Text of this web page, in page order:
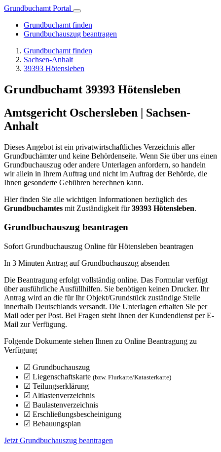
Grundbuchamt Portal
Grundbuchamt finden
Grundbuchauszug beantragen
Grundbuchamt finden
Sachsen-Anhalt
39393 Hötensleben
Grundbuchamt 39393 Hötensleben
Amtsgericht Oschersleben | Sachsen-
Anhalt
Dieses Angebot ist ein privatwirtschaftliches Verzeichnis aller
Grundbuchämter und keine Behördenseite. Wenn Sie über uns einen
Grundbuchauszug oder andere Unterlagen anfordern, so handeln
wir allein in Ihrem Auftrag und nicht im Auftrag der Behörde, die
Ihnen gesonderte Gebühren berechnen kann.
Hier finden Sie alle wichtigen Informationen bezüglich des
Grundbuchamtes mit Zuständigkeit für39393 Hötensleben.
Grundbuchauszug beantragen
Sofort Grundbuchauszug Online für Hötensleben beantragen
In 3 Minuten Antrag auf Grundbuchauszug absenden
Die Beantragung erfolgt vollständig online. Das Formular verfügt
über ausführliche Ausfüllhilfen. Sie benötigen keinen Drucker. Ihr
Antrag wird an die für Ihr Objekt/Grundstück zuständige Stelle
innerhalb Deutschlands versandt. Die Unterlagen erhalten Sie per
Mail oder per Post. Bei Fragen steht Ihnen der Kundendienst per E-
Mail zur Verfügung.
Folgende Dokumente stehen Ihnen zu Online Beantragung zu
Verfügung
☑ Grundbuchauszug
☑ Liegenschaftskarte (bzw. Flurkarte/Katasterkarte)
☑ Teilungserklärung
☑ Altlastenverzeichnis
☑ Baulastenverzeichnis
☑ Erschließungsbescheinigung
☑ Bebauungsplan
Jetzt Grundbuchauszug beantragen